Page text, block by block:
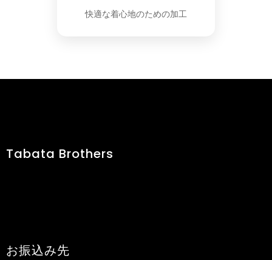
快適な着心地のための加工
Tabata Brothers
お振込み先